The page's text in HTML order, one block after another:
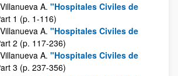
A. "Hospitales Civiles de
1 (p. 1-116)
A. "Hospitales Civiles de
2 (p. 117-236)
A. "Hospitales Civiles de
3 (p. 237-356)